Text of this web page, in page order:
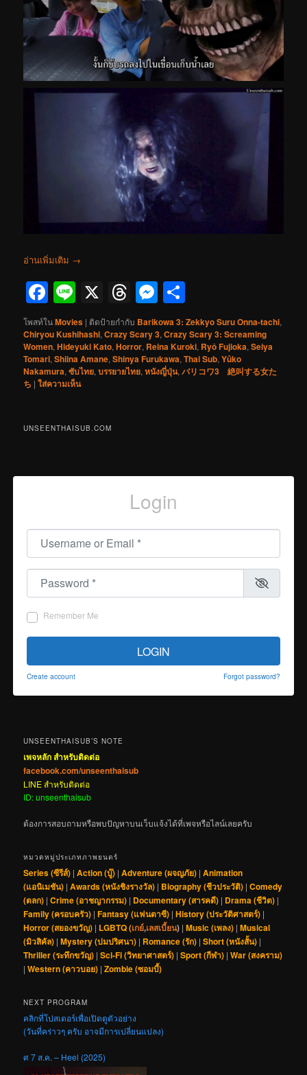
อ่านเพิ่มเติม →
Facebook
Line
X Threads
Messenger
โพสท์ในMovies | ติดป้ายกำกับ Barikowa 3: Zekkyo Suru Onna-tachi,
Chiryou Kushihashi,Crazy Scary 3,Crazy Scary 3: Screaming
Women,Hideyuki Kato,Horror, Reina Kuroki, Ryô Fujioka,Seiya
Tomari,Shiina Amane,Shinya Furukawa,Thai Sub,Yûko
Nakamura,ซับไทย,บรรยายไทย,หนังญี่ปุ่น,バリコワ3 絶叫する女た
ち |ใส่ความเห็น
UNSEENTHAISUB.COM
Login
Username or Email
Password
Remember Me
LOGIN
Create account Forgot password?
UNSEENTHAISUB’S NOTE
เพจหลัก สำหรับติดต่อ
facebook.com/unseenthaisub
LINE สำหรับติดต่อ
ID: unseenthaisub
ต้องการสอบถามหรือพบปัญหาบนเว็บแจ้งได้ที่เพจหรือไลน์เลยครับ
หมวดหมู่ประเภทภาพยนตร์
Series (ซีรีส์) |Action (บู๊) |Adventure (ผจญภัย) |Animation
(แอนิเมชัน) |Awards (หนังชิงรางวัล) | Biography (ชีวประวัติ) |Comedy
(ตลก) |Crime (อาชญากรรม) | Documentary (สารคดี) | Drama (ชีวิต) |
Family (ครอบครัว) |Fantasy (แฟนตาซี) |History (ประวัติศาสตร์) |
Horror (สยองขวัญ) | LGBTQ (เกย์,เลสเบี้ยน) |Music (เพลง) |Musical
(มิวสิคัล) |Mystery (ปมปริศนา) | Romance (รัก) |Short (หนังสั้น) |
Thriller (ระทึกขวัญ) |Sci-Fi (วิทยาศาสตร์) |Sport (กีฬา) |War (สงคราม)
|Western (คาวบอย) |Zombie (ซอมบี้)
NEXT PROGRAM
คลิกที่โปสเตอร์เพื่อเปิดดูตัวอย่าง
(วันที่คร่าวๆ ครับ อาจมีการเปลี่ยนแปลง)
ศ 7 ส.ค. – Heel (2025)